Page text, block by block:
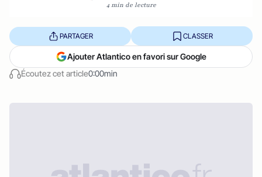
4 min de lecture
Écoutez cet article0:00min
PARTAGER CLASSER
Ajouter Atlantico en favori sur Google